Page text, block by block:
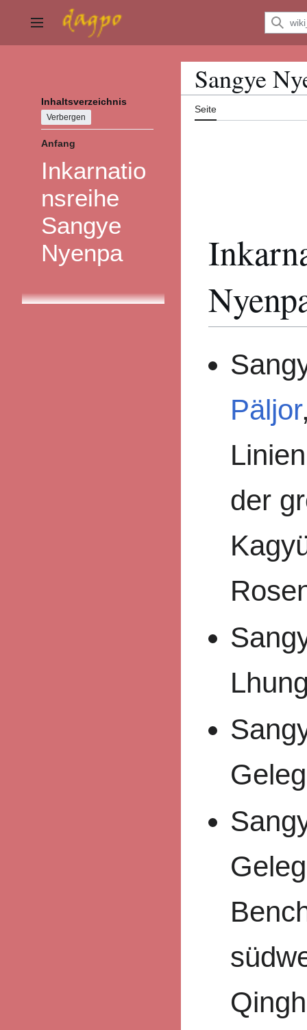
Inhalt Hauptmenü
Inhaltsverzeichnis
Verbergen
Anfang
Inkarnatio
nsreihe
Sangye
Nyenpa
Sangye
Seite
Päljor
der